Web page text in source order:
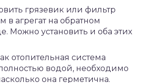
грязевик или фильтр
в агрегат на обратном
Можно установить и оба этих
отопительная система
водой, необходимо
она герметична.